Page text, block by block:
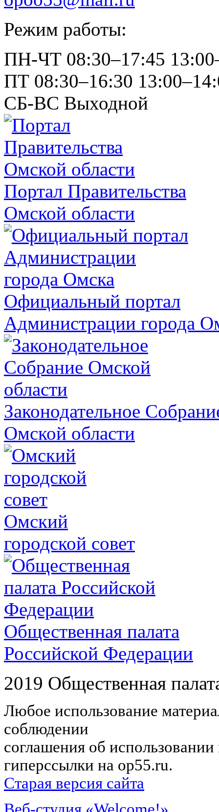
Режим работы:
ПН-ЧТ 08:30–17:45
ПТ 08:30–16:30
СБ-ВС Выходной
Портал Правительства
Омской области
Официальный портал
Администрации города
Законодательное
Омской области
Омский
городской совет
Общественная палата
Российской Федерации
2019 Общественная
Любое использование
соблюдении
соглашения об
гиперссылки на op55.ru.
Старая версия сайта